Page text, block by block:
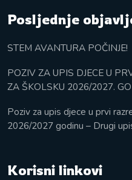
Posljednje
STEM AVANTURA POČINJE!
POZIV ZA UPIS DJECE U
ZA ŠKOLSKU 2026/2027.
Poziv za upis djece u prvi
2026/2027 godinu – Drugi
Korisni linkovi